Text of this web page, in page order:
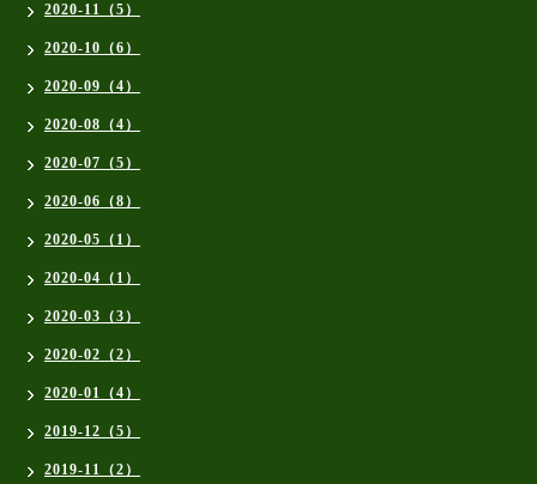
2020-11（5）
2020-10（6）
2020-09（4）
2020-08（4）
2020-07（5）
2020-06（8）
2020-05（1）
2020-04（1）
2020-03（3）
2020-02（2）
2020-01（4）
2019-12（5）
2019-11（2）